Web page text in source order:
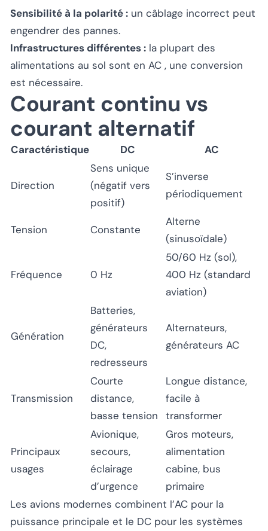
Sensibilité à la polarité : un câblage incorrect peut
engendrer des pannes.
Infrastructures différentes : la plupart des
alimentations au sol sont en AC , une conversion
est nécessaire.
Courant continu vs
courant alternatif
Caractéristique DC AC
Direction
Sens unique
(négatif vers
positif)
S’inverse
périodiquement
Tension Constante
Alterne
(sinusoïdale)
Fréquence 0 Hz
50/60 Hz (sol),
400 Hz (standard
aviation)
Génération
Batteries,
générateurs
DC,
redresseurs
Alternateurs,
générateurs AC
Transmission
Courte
distance,
basse tension
Longue distance,
facile à
transformer
Principaux
usages
Avionique,
secours,
éclairage
d’urgence
Gros moteurs,
alimentation
cabine, bus
primaire
Les avions modernes combinent l’AC pour la
puissance principale et le DC pour les systèmes